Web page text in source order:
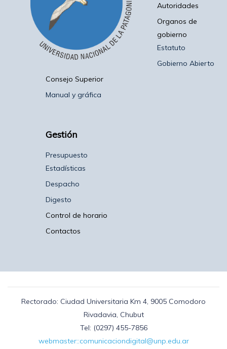
Autoridades
Organos de
gobierno
Estatuto
Gobierno Abierto
Consejo Superior
Manual y gráfica
Gestión
Presupuesto
Estadísticas
Despacho
Digesto
Control de horario
Contactos
Rectorado: Ciudad Universitaria Km 4, 9005 Comodoro
Rivadavia, Chubut
Tel: (0297) 455-7856
webmaster::comunicaciondigital@unp.edu.ar